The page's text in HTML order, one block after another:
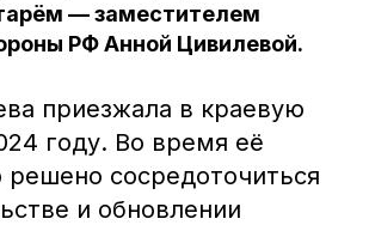
— заместителем
РФ Анной Цивилевой.
приезжала в краевую
году. Во время её
решено сосредоточиться
и обновлении